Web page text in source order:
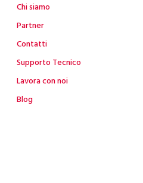
Chi siamo
Partner
Contatti
Supporto Tecnico
Lavora con noi
Blog